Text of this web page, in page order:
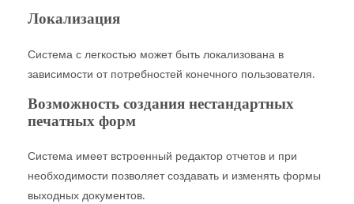
Локализация
Система с легкостью может быть локализована в
зависимости от потребностей конечного пользователя.
Возможность создания нестандартных
печатных форм
Система имеет встроенный редактор отчетов и при
необходимости позволяет создавать и изменять формы
выходных документов.